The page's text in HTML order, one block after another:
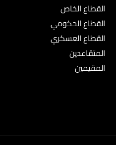
القطاع الخاص
القطاع الحكومي
القطاع العسكري
المتقاعدين
المقيمين